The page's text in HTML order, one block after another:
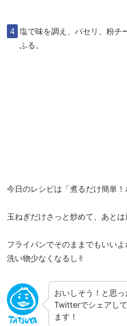
塩で味を調え、パセリ、粉チ
ふる。
今日のレシピは「煮るだけ簡単！
玉ねぎだけさっと炒めて、あとは
フライパンでそのままでもいいよ
洗い物少なくなるし✌︎
おいしそう！と思っ
Twitterでシェアし
ます！